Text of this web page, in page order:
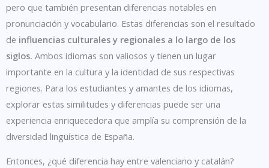
pero que también presentan diferencias notables en
pronunciación y vocabulario. Estas diferencias son el resultado
de influencias culturales y regionales a lo largo de los
siglos. Ambos idiomas son valiosos y tienen un lugar
importante en la cultura y la identidad de sus respectivas
regiones. Para los estudiantes y amantes de los idiomas,
explorar estas similitudes y diferencias puede ser una
experiencia enriquecedora que amplía su comprensión de la
diversidad lingüística de España.
Entonces, ¿qué diferencia hay entre valenciano y catalán?